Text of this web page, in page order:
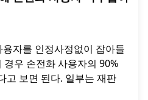
자를 인정사정없이 잡아들
우 손전화 사용자의 90%
고 보면 된다. 일부는 재판